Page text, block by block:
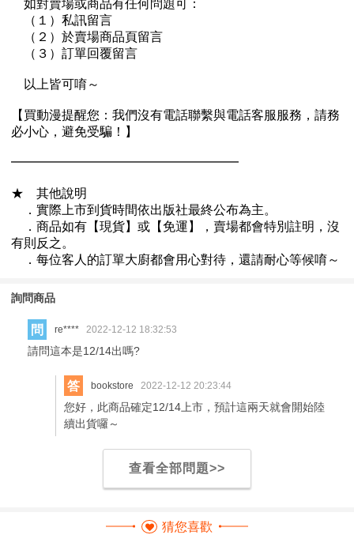
詢問商品
問 re**** 2022-12-12 18:32:53
請問這本是12/14出嗎?
答 bookstore 2022-12-12 20:23:44
您好，此商品確定12/14上市，預計這兩天就會開始陸
續出貨囉～
查看全部問題>>
猜您喜歡